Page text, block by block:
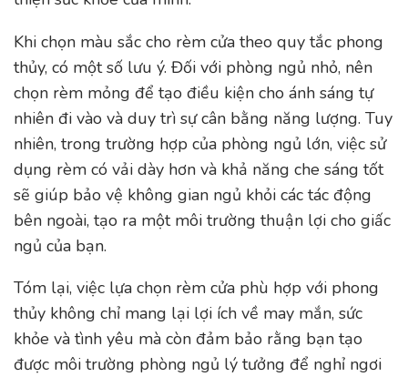
Khi chọn màu sắc cho rèm cửa theo quy tắc phong
thủy, có một số lưu ý. Đối với phòng ngủ nhỏ, nên
chọn rèm mỏng để tạo điều kiện cho ánh sáng tự
nhiên đi vào và duy trì sự cân bằng năng lượng. Tuy
nhiên, trong trường hợp của phòng ngủ lớn, việc sử
dụng rèm có vải dày hơn và khả năng che sáng tốt
sẽ giúp bảo vệ không gian ngủ khỏi các tác động
bên ngoài, tạo ra một môi trường thuận lợi cho giấc
ngủ của bạn.
Tóm lại, việc lựa chọn rèm cửa phù hợp với phong
thủy không chỉ mang lại lợi ích về may mắn, sức
khỏe và tình yêu mà còn đảm bảo rằng bạn tạo
được môi trường phòng ngủ lý tưởng để nghỉ ngơi